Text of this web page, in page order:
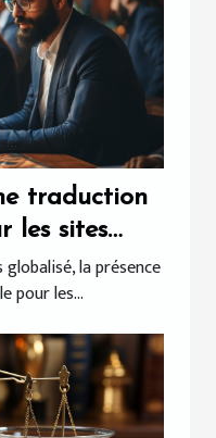
traduction
les sites
la présence
pour les...